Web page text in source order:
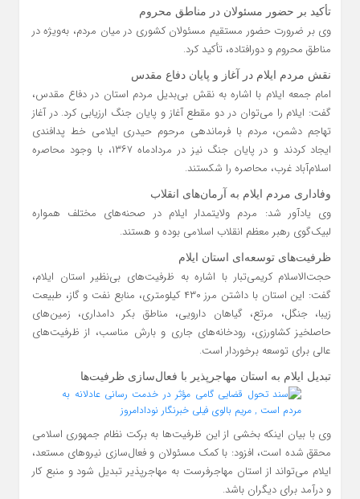
تأکید بر حضور مسئولان در مناطق محروم
وی بر ضرورت حضور مستقیم مسئولان کشوری در میان مردم، به‌ویژه در
مناطق محروم و دورافتاده، تأکید کرد.
نقش مردم ایلام در آغاز و پایان دفاع مقدس
امام جمعه ایلام با اشاره به نقش بی‌بدیل مردم استان در دفاع مقدس،
گفت: ایلام را می‌توان در دو مقطع آغاز و پایان جنگ ارزیابی کرد. در آغاز
تهاجم دشمن، مردم با فرماندهی مرحوم حیدری ایلامی خط پدافندی
ایجاد کردند و در پایان جنگ نیز در مردادماه ۱۳۶۷، با وجود محاصره
اسلام‌آباد غرب، محاصره را شکستند.
وفاداری مردم ایلام به آرمان‌های انقلاب
وی یادآور شد: مردم ولایتمدار ایلام در صحنه‌های مختلف همواره
لبیک‌گوی رهبر معظم انقلاب اسلامی بوده و هستند.
ظرفیت‌های توسعه‌ای استان ایلام
حجت‌الاسلام کریمی‌تبار با اشاره به ظرفیت‌های بی‌نظیر استان ایلام،
گفت: این استان با داشتن مرز ۴۳۰ کیلومتری، منابع نفت و گاز، طبیعت
زیبا، جنگل، مرتع، گیاهان دارویی، مناطق بکر دامداری، زمین‌های
حاصلخیز کشاورزی، رودخانه‌های جاری و بارش مناسب، از ظرفیت‌های
عالی برای توسعه برخوردار است.
تبدیل ایلام به استان مهاجرپذیر با فعال‌سازی ظرفیت‌ها
وی با بیان اینکه بخشی از این ظرفیت‌ها به برکت نظام جمهوری اسلامی
محقق شده است، افزود: با کمک مسئولان و فعال‌سازی نیروهای مستعد،
ایلام می‌تواند از استان مهاجرفرست به مهاجرپذیر تبدیل شود و منبع کار
و درآمد برای دیگران باشد.